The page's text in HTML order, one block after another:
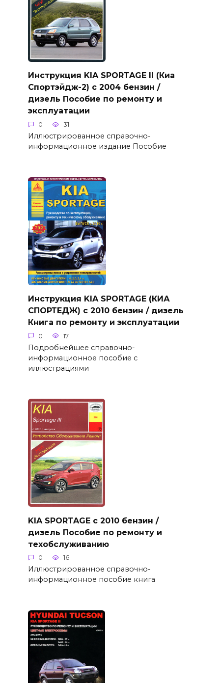
Инструкция KIA SPORTAGE II (Киа
Спортэйдж-2) с 2004 бензин /
дизель Пособие по ремонту и
эксплуатации
0 31
Иллюстрированное справочно-
информационное издание Пособие
Инструкция KIA SPORTAGE (КИА
СПОРТЕДЖ) с 2010 бензин / дизель
Книга по ремонту и эксплуатации
0 17
Подробнейшее справочно-
информационное пособие с
иллюстрациями
KIA SPORTAGE с 2010 бензин /
дизель Пособие по ремонту и
техобслуживанию
0 16
Иллюстрированное справочно-
информационное пособие книга